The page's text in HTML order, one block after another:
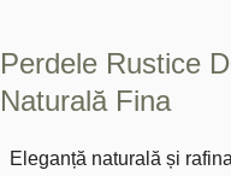
Perdele Rustice
Naturală Fina
Eleganță naturală și